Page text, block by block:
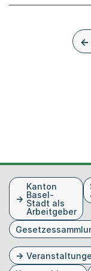
FusszeileKanton
Basel-
Stadt als
Arbeitgeber